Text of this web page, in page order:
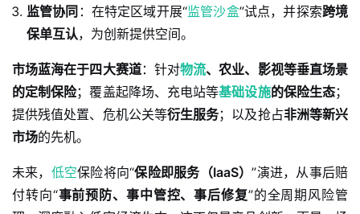
监管协同 ：在特定区域开展“监管沙盒”试点，并探索跨境
保单互认，为创新提供空间。
市场蓝海在于四大赛道：针对物流、农业、影视等垂直场景
的定制保险；覆盖起降场、充电站等基础设施的保险生态；
提供残值处置、危机公关等衍生服务；以及抢占非洲等新兴
市场的先机。
未来， 低空保险将向“保险即服务（IaaS）”演进，从事后赔
付转向“事前预防、事中管控、事后修复”的全周期风险管